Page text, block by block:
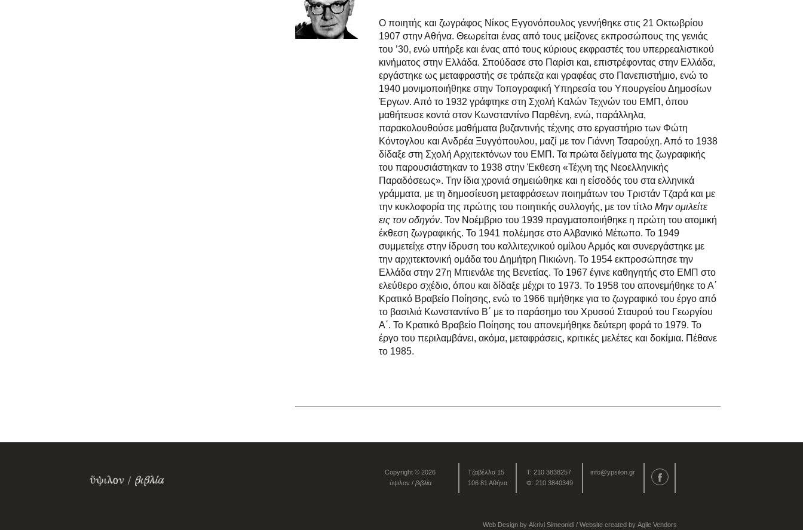
Ο ποιητής και ζωγράφος Νίκος Εγγονόπουλος γεννήθηκε στις 21 Οκτωβρίου
1907 στην Αθήνα. Θεωρείται ένας από τους μείζονες εκπροσώπους της γενιάς
του ’30, ενώ υπήρξε και ένας από τους κύριους εκφραστές του υπερρεαλιστικού
κινήματος στην Ελλάδα. Σπούδασε στο Παρίσι και, επιστρέφοντας στην Ελλάδα,
εργάστηκε ως μεταφραστής σε τράπεζα και γραφέας στο Πανεπιστήμιο, ενώ το
1940 μονιμοποιήθηκε στην Τοπογραφική Υπηρεσία του Υπουργείου Δημοσίων
Έργων. Από το 1932 γράφτηκε στη Σχολή Καλών Τεχνών του ΕΜΠ, όπου
μαθήτευσε κοντά στον Κωνσταντίνο Παρθένη, ενώ, παράλληλα,
παρακολουθούσε μαθήματα βυζαντινής τέχνης στο εργαστήριο των Φώτη
Κόντογλου και Ανδρέα Ξυγγόπουλου, μαζί με τον Γιάννη Τσαρούχη. Από το 1938
δίδαξε στη Σχολή Αρχιτεκτόνων του ΕΜΠ. Τα πρώτα δείγματα της ζωγραφικής
του παρουσιάστηκαν το 1938 στην Έκθεση «Τέχνη της Νεοελληνικής
Παραδόσεως». Την ίδια χρονιά σημειώθηκε και η είσοδός του στα ελληνικά
γράμματα, με τη δημοσίευση μεταφράσεων ποιημάτων του Τριστάν Τζαρά και με
την κυκλοφορία της πρώτης του ποιητικής συλλογής, με τον τίτλο Μην ομιλείτε
εις τον οδηγόν. Τον Νοέμβριο του 1939 πραγματοποιήθηκε η πρώτη του ατομική
έκθεση ζωγραφικής. Το 1941 πολέμησε στο Αλβανικό Μέτωπο. Το 1949
συμμετείχε στην ίδρυση του καλλιτεχνικού ομίλου Αρμός και συνεργάστηκε με
την αρχιτεκτονική ομάδα του Δημήτρη Πικιώνη. Το 1954 εκπροσώπησε την
Ελλάδα στην 27η Μπιενάλε της Βενετίας. Το 1967 έγινε καθηγητής στο ΕΜΠ στο
ελεύθερο σχέδιο, όπου και δίδαξε μέχρι το 1973. Το 1958 του απονεμήθηκε το Α΄
Κρατικό Βραβείο Ποίησης, ενώ το 1966 τιμήθηκε για το ζωγραφικό του έργο από
το βασιλιά Κωνσταντίνο Β΄ με το παράσημο του Χρυσού Σταυρού του Γεωργίου
Α΄. Το Κρατικό Βραβείο Ποίησης του απονεμήθηκε δεύτερη φορά το 1979. Το
έργο του περιλαμβάνει, ακόμα, μεταφράσεις, κριτικές μελέτες και δοκίμια. Πέθανε
το 1985.
Copyright © 2026
ύψιλον / βιβλία
Τζαβέλλα 15
106 81 Αθήνα
Τ: 210 3838257
Φ: 210 3840349
info@ypsilon.gr
Web Design by Akrivi Simeonidi / Website created by Agile Vendors